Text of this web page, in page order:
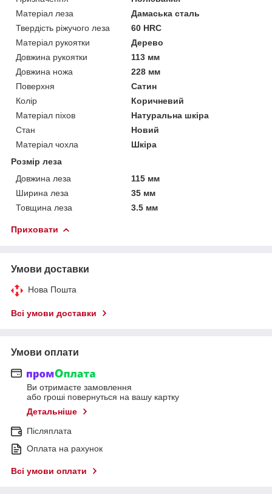
Матеріал леза
Дамаська сталь
Твердість ріжучого леза
60 HRC
Матеріал рукоятки
Дерево
Довжина рукоятки
113 мм
Довжина ножа
228 мм
Поверхня
Сатин
Колір
Коричневий
Матеріал піхов
Натуральна шкіра
Стан
Новий
Матеріал чохла
Шкіра
Розмір леза
Довжина леза
115 мм
Ширина леза
35 мм
Товщина леза
3.5 мм
Приховати
Умови доставки
Нова Пошта
Всі умови доставки
Умови оплати
Ви отримаєте замовлення
або гроші повернуться на вашу картку
Детальніше
Післяплата
Оплата на рахунок
Всі умови оплати